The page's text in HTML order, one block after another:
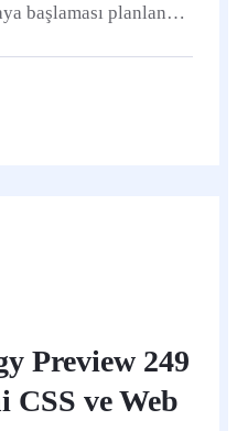
başlaması planlanan
Preview 249
CSS ve Web